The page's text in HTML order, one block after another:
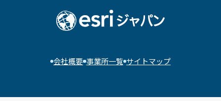
会社概要 事業所一覧 サイトマップ